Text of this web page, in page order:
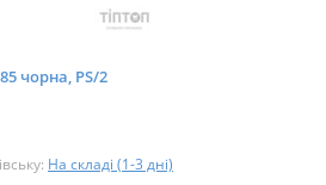
чорна, PS/2
На складі (1-3 дні)